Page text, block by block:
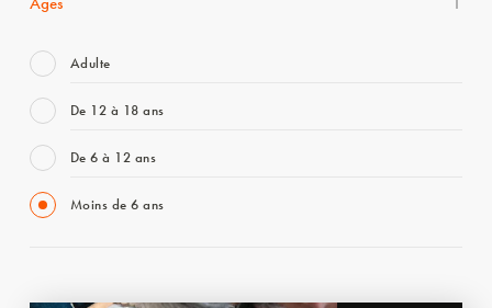
Adulte
De 12 à 18 ans
De 6 à 12 ans
Moins de 6 ans